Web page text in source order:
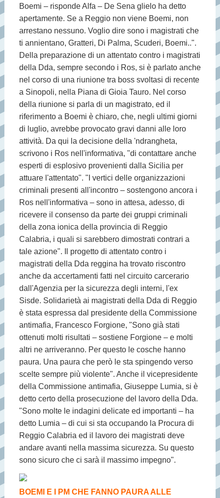
Boemi – risponde Alfa – De Sena glielo ha detto
apertamente. Se a Reggio non viene Boemi, non
arrestano nessuno. Voglio dire sono i magistrati che
ti annientano, Gratteri, Di Palma, Scuderi, Boemi..".
Della preparazione di un attentato contro i magistrati
della Dda, sempre secondo i Ros, si è parlato anche
nel corso di una riunione tra boss svoltasi di recente
a Sinopoli, nella Piana di Gioia Tauro. Nel corso
della riunione si parla di un magistrato, ed il
riferimento a Boemi è chiaro, che, negli ultimi giorni
di luglio, avrebbe provocato gravi danni alle loro
attività. Da qui la decisione della 'ndrangheta,
scrivono i Ros nell'informativa, "di contattare anche
esperti di esplosivo provenienti dalla Sicilia per
attuare l'attentato". "I vertici delle organizzazioni
criminali presenti all'incontro – sostengono ancora i
Ros nell'informativa – sono in attesa, adesso, di
ricevere il consenso da parte dei gruppi criminali
della zona ionica della provincia di Reggio
Calabria, i quali si sarebbero dimostrati contrari a
tale azione". Il progetto di attentato contro i
magistrati della Dda reggina ha trovato riscontro
anche da accertamenti fatti nel circuito carcerario
dall'Agenzia per la sicurezza degli interni, l'ex
Sisde. Solidarietà ai magistrati della Dda di Reggio
è stata espressa dal presidente della Commissione
antimafia, Francesco Forgione, "Sono già stati
ottenuti molti risultati – sostiene Forgione – e molti
altri ne arriveranno. Per questo le cosche hanno
paura. Una paura che però le sta spingendo verso
scelte sempre più violente". Anche il vicepresidente
della Commissione antimafia, Giuseppe Lumia, si è
detto certo della prosecuzione del lavoro della Dda.
"Sono molte le indagini delicate ed importanti – ha
detto Lumia – di cui si sta occupando la Procura di
Reggio Calabria ed il lavoro dei magistrati deve
andare avanti nella massima sicurezza. Su questo
sono sicuro che ci sarà il massimo impegno".
BOEMI E I PM CHE FANNO PAURA ALLE